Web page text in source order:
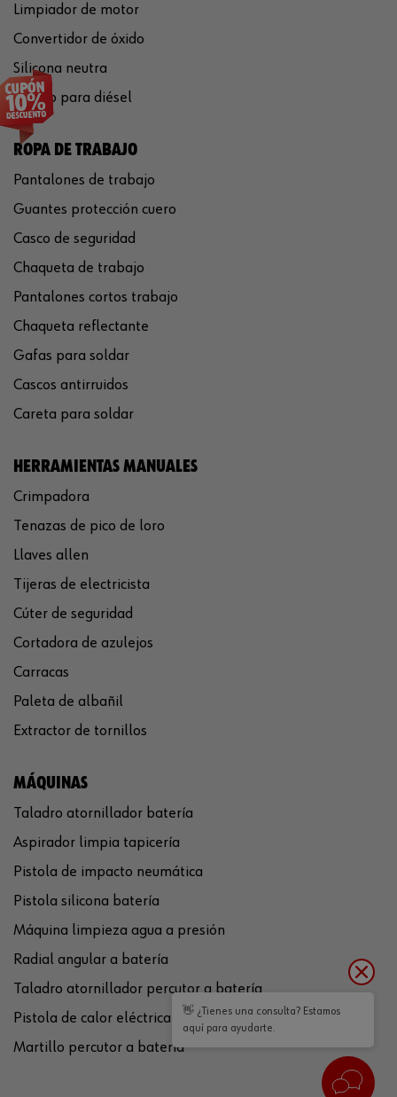
Limpiador de motor
Convertidor de óxido
Silicona neutra
Aditivo para diésel
ROPA DE TRABAJO
Pantalones de trabajo
Guantes protección cuero
Casco de seguridad
Chaqueta de trabajo
Pantalones cortos trabajo
Chaqueta reflectante
Gafas para soldar
Cascos antirruidos
Careta para soldar
HERRAMIENTAS MANUALES
Crimpadora
Tenazas de pico de loro
Llaves allen
Tijeras de electricista
Cúter de seguridad
Cortadora de azulejos
Carracas
Paleta de albañil
Extractor de tornillos
MÁQUINAS
Taladro atornillador batería
Aspirador limpia tapicería
Pistola de impacto neumática
Pistola silicona batería
Máquina limpieza agua a presión
Radial angular a batería
Taladro atornillador percutor a batería
Pistola de calor eléctrica
Martillo percutor a batería
👋 ¿Tienes una consulta? Estamos
aquí para ayudarte.